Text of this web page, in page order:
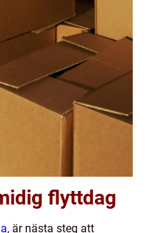
flyttdag
, är nästa steg att